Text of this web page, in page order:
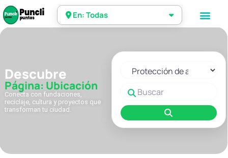
En: Todas
Descubre
Página: Ubicación
Conecta con fundaciones,
reciclaje, cultura y proyectos que
transforman tu ciudad.
Seleccionar el formulario de
Buscar